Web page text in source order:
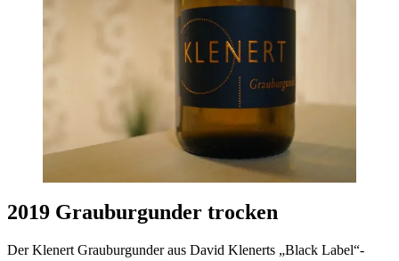
2019 Grauburgunder trocken
Der Klenert Grauburgunder aus David Klenerts „Black Label“-